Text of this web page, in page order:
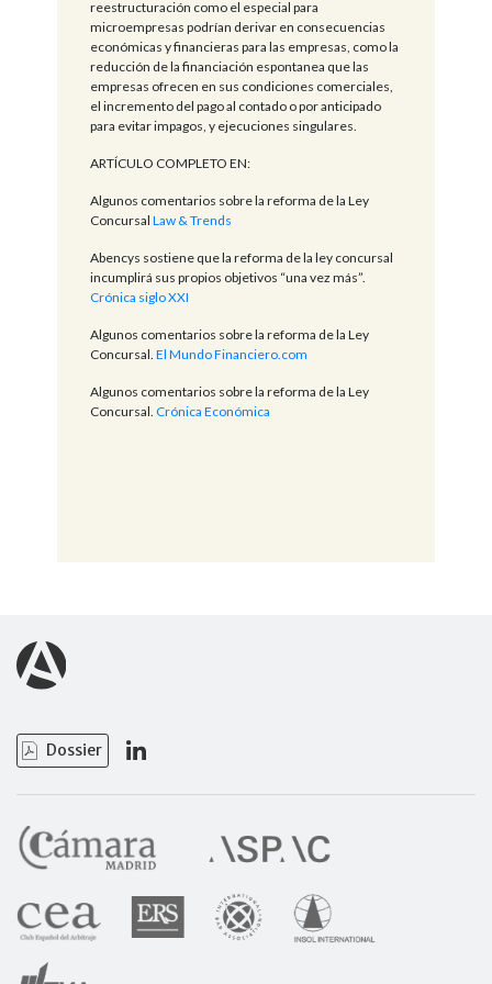
reestructuración como el especial para
microempresas podrían derivar en consecuencias
económicas y financieras para las empresas, como la
reducción de la financiación espontanea que las
empresas ofrecen en sus condiciones comerciales,
el incremento del pago al contado o por anticipado
para evitar impagos, y ejecuciones singulares.
ARTÍCULO COMPLETO EN:
Algunos comentarios sobre la reforma de la Ley
Concursal Law & Trends
Abencys sostiene que la reforma de la ley concursal
incumplirá sus propios objetivos “una vez más”.
Crónica siglo XXI
Algunos comentarios sobre la reforma de la Ley
Concursal. El Mundo Financiero.com
Algunos comentarios sobre la reforma de la Ley
Concursal. Crónica Económica
Dossier